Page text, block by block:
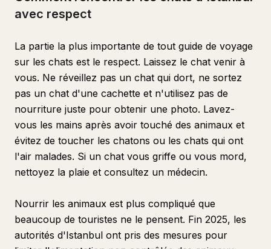
avec respect
La partie la plus importante de tout guide de voyage
sur les chats est le respect. Laissez le chat venir à
vous. Ne réveillez pas un chat qui dort, ne sortez
pas un chat d'une cachette et n'utilisez pas de
nourriture juste pour obtenir une photo. Lavez-
vous les mains après avoir touché des animaux et
évitez de toucher les chatons ou les chats qui ont
l'air malades. Si un chat vous griffe ou vous mord,
nettoyez la plaie et consultez un médecin.
Nourrir les animaux est plus compliqué que
beaucoup de touristes ne le pensent. Fin 2025, les
autorités d'Istanbul ont pris des mesures pour